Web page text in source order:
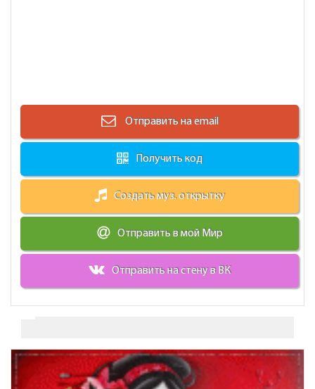
Отправить на email
Получить код
Создать муз. открытку
Отправить в мой Мир
Отправить на стену в ВК